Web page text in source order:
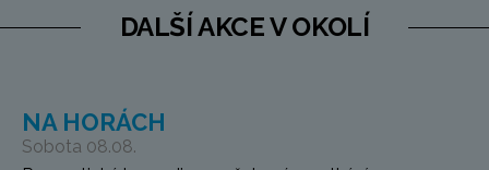
DALŠÍ AKCE V OKOLÍ
NA HORÁCH
Sobota 08.08.